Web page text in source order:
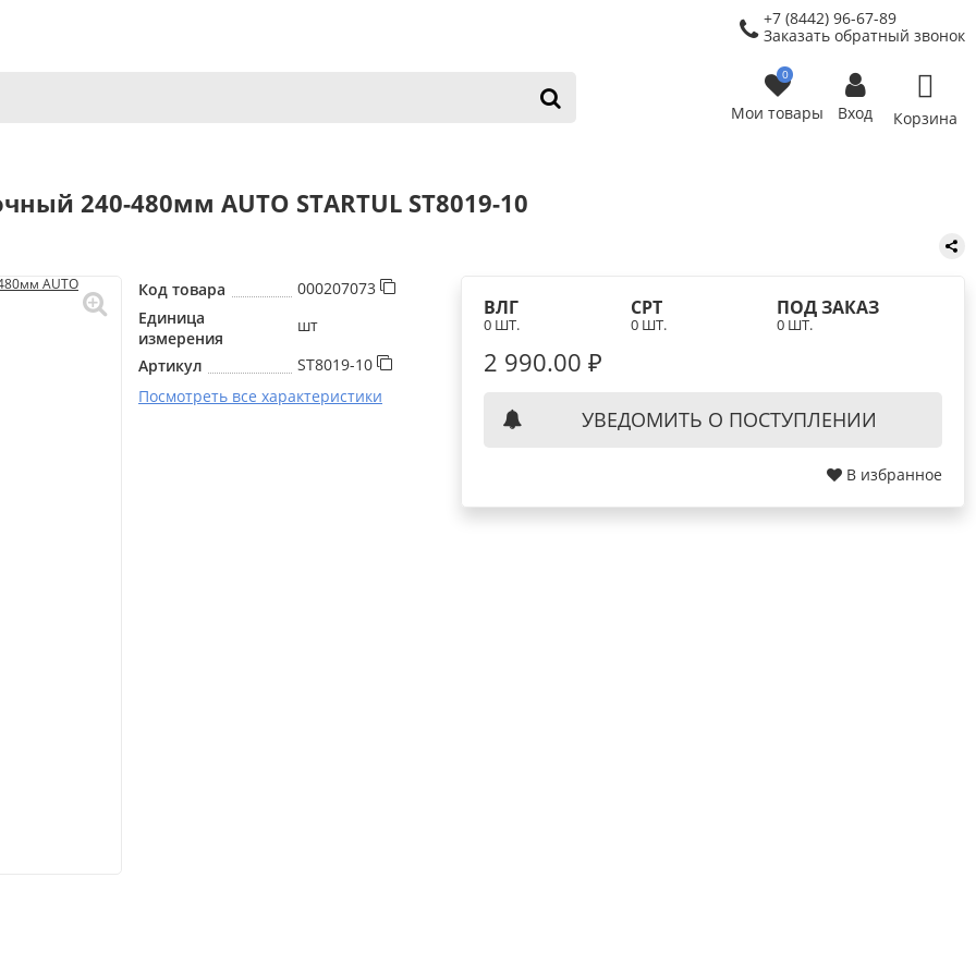
+7 (8442) 96-67-89
Заказать обратный звонок
0
Мои товары Вход Корзина
240-480мм AUTO STARTUL ST8019-10
Код товара
000207073
Единица
измерения
шт
Артикул
ST8019-10
Посмотреть все характеристики
ВЛГ
0 ШТ.
СРТ
0 ШТ.
ПОД ЗАКАЗ
0 ШТ.
2 990.00 ₽
УВЕДОМИТЬ О ПОСТУПЛЕНИИ
В избранное